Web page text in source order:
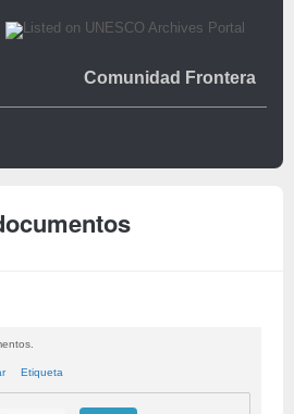
Comunidad Frontera
Etiqueta